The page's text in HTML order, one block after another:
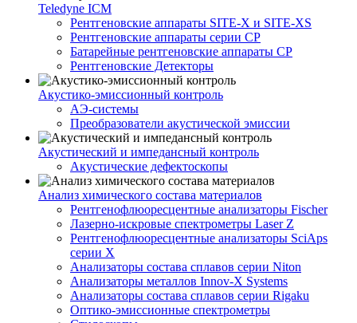
Teledyne ICM
Рентгеновские аппараты SITE-X и SITE-XS
Рентгеновские аппараты серии CP
Батарейные рентгеновские аппараты CP
Рентгеновские Детекторы
Акустико-эмисcионный контроль
АЭ-системы
Преобразователи акустической эмиссии
Акустический и импедансный контроль
Акустические дефектоскопы
Анализ химического состава материалов
Рентгенофлюоресцентные анализаторы Fischer
Лазерно-искровые спектрометры Laser Z
Рентгенофлюоресцентные анализаторы SciAps
серии Х
Анализаторы состава сплавов серии Niton
Анализаторы металлов Innov-X Systems
Анализаторы состава сплавов серии Rigaku
Оптико-эмиссионные спектрометры